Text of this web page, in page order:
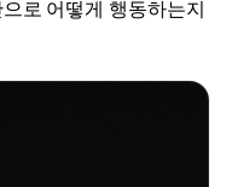
로 어떻게 행동하는지